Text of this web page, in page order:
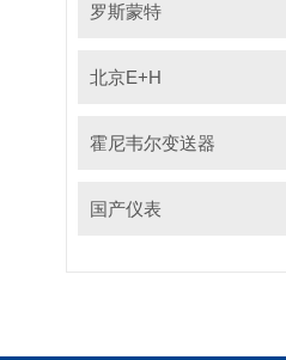
罗斯蒙特
北京E+H
霍尼韦尔变送器
国产仪表